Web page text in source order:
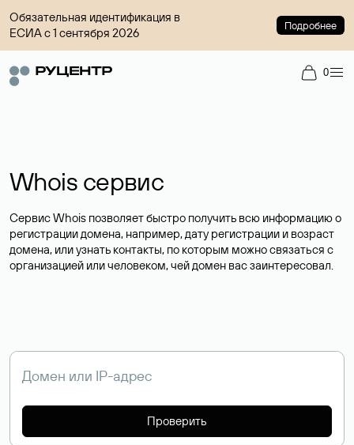
Обязательная идентификация в
ЕСИА с 1 сентября 2026
Подробнее
0
Whois сервис
Сервис Whois позволяет быстро получить всю информацию о
регистрации домена, например, дату регистрации и возраст
домена, или узнать контакты, по которым можно связаться с
организацией или человеком, чей домен вас заинтересовал.
Проверить